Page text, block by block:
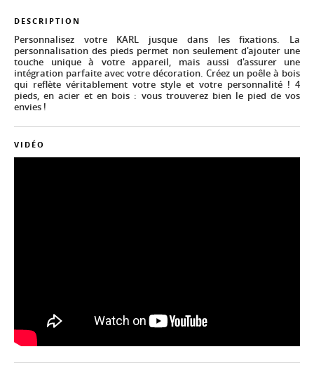
DESCRIPTION
Personnalisez votre KARL jusque dans les fixations. La
personnalisation des pieds permet non seulement d'ajouter une
touche unique à votre appareil, mais aussi d'assurer une
intégration parfaite avec votre décoration. Créez un poêle à bois
qui reflète véritablement votre style et votre personnalité ! 4
pieds, en acier et en bois : vous trouverez bien le pied de vos
envies !
VIDÉO